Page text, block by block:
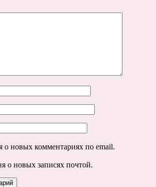
о новых комментариях по email.
о новых записях почтой.